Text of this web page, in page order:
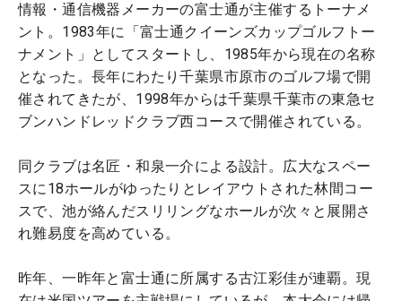
情報・通信機器メーカーの富士通が主催するトーナメ
ント。1983年に「富士通クイーンズカップゴルフトー
ナメント」としてスタートし、1985年から現在の名称
となった。長年にわたり千葉県市原市のゴルフ場で開
催されてきたが、1998年からは千葉県千葉市の東急セ
ブンハンドレッドクラブ西コースで開催されている。
同クラブは名匠・和泉一介による設計。広大なスペー
スに18ホールがゆったりとレイアウトされた林間コー
スで、池が絡んだスリリングなホールが次々と展開さ
れ難易度を高めている。
昨年、一昨年と富士通に所属する古江彩佳が連覇。現